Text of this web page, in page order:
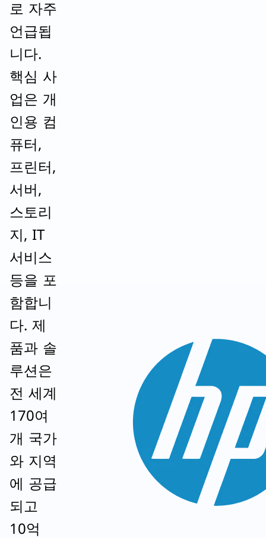
로 자주
언급됩
니다.
핵심 사
업은 개
인용 컴
퓨터,
프린터,
서버,
스토리
지, IT
서비스
등을 포
함합니
다. 제
품과 솔
루션은
전 세계
170여
개 국가
와 지역
에 공급
되고
10억